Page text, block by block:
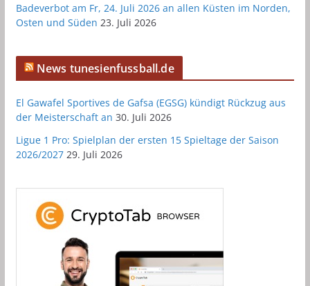
Badeverbot am Fr, 24. Juli 2026 an allen Küsten im Norden,
Osten und Süden 23. Juli 2026
News tunesienfussball.de
El Gawafel Sportives de Gafsa (EGSG) kündigt Rückzug aus
der Meisterschaft an 30. Juli 2026
Ligue 1 Pro: Spielplan der ersten 15 Spieltage der Saison
2026/2027 29. Juli 2026